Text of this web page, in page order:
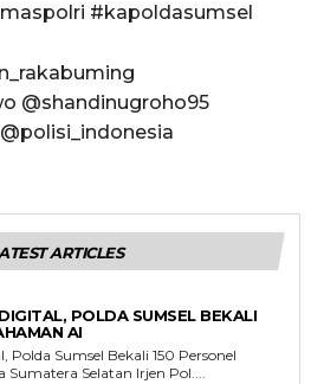
#kapoldasumsel
@shandinugroho95
ARTICLES
POLDA SUMSEL BEKALI
AI
Polda Sumsel Bekali 150 Personel
AI Kapolda Sumatera Selatan Irjen Pol....